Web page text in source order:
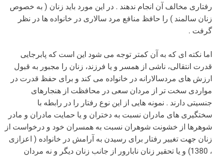
رفتاری مخالف آن انجام ندهند . در این مورد باید زنان ( به خصوص
زنان سالمند ) را حافظ منافع مرد سالاری در خانواده ها در نظر
گرفت .
اما نکته ای که به آن کمتر توجه می شود این است که پابرجایی
قدرت انتقالی، ناشی از همسر و یا فرزند، زنان را مجبور به قبول
ارزش های مردسالارانه در خانواده می کند و برای حفظ قدرت در
مواردی سخت تر از مردان سعی در محافظت از هنجارهای
جنسیتی دارند . نمونه هایی از این نوع رفتار را در رابطه با
سختگیری های مادران نسبت به دختران و یا حمایت مادران و مادر
شوهرها از خشونت شوهران نسبت به همسران خود و درخواست از
زنان جهت تغییر رفتار برای رسیدن به آرامش در خانواده ( اعزازی
، 1380) و یا تحقیر زنان نابارور از جانب زنان دیگر و نه مردان